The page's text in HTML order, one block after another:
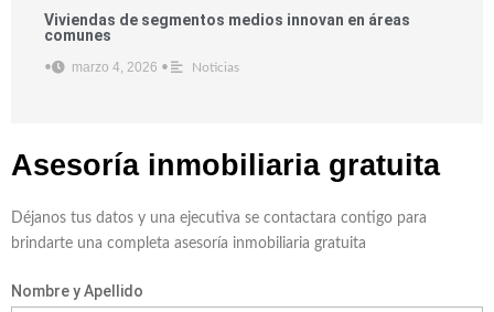
Viviendas de segmentos medios innovan en áreas
comunes
• marzo 4, 2026 • Noticias
Asesoría inmobiliaria gratuita
Déjanos tus datos y una ejecutiva se contactara contigo para
brindarte una completa asesoría inmobiliaria gratuita
Nombre y Apellido